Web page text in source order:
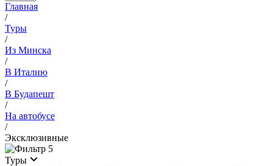
Главная
/
Туры
/
Из Минска
/
В Италию
/
В Будапешт
/
На автобусе
/
Эксклюзивные
5
Туры